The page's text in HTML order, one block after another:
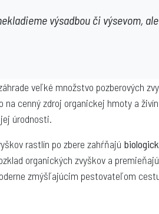
výsadbou či výsevom,
veľké množstvo pozberových
na cenný zdroj organickej hmoty a
úrodnosti.
rastlín po zbere zahŕňajú
organických zvyškov a
zmýšľajúcim pestovateľom